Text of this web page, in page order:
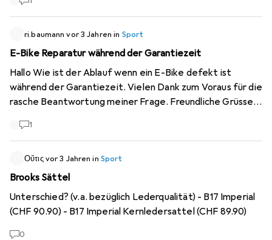
ri.baumann vor 3 Jahren in Sport
E-Bike Reparatur während der Garantiezeit
Hallo Wie ist der Ablauf wenn ein E-Bike defekt ist
während der Garantiezeit. Vielen Dank zum Voraus für die
rasche Beantwortung meiner Frage. Freundliche Grüsse
1
Οὔτις vor 3 Jahren in Sport
Brooks Sättel
Unterschied? (v.a. bezüglich Lederqualität) - B17 Imperial
(CHF 90.90) - B17 Imperial Kernledersattel (CHF 89.90)
0